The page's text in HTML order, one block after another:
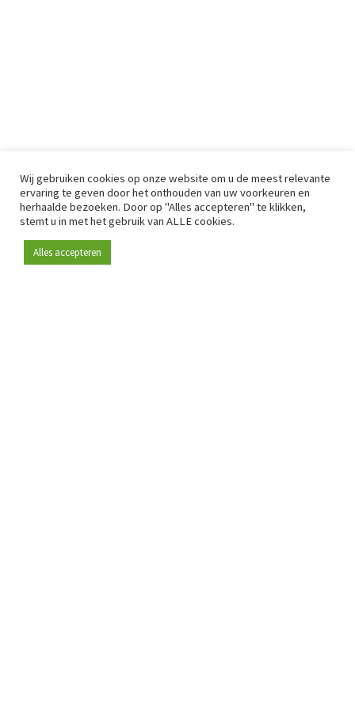
Wij gebruiken cookies op onze website om u de meest relevante
ervaring te geven door het onthouden van uw voorkeuren en
herhaalde bezoeken. Door op "Alles accepteren" te klikken,
stemt u in met het gebruik van ALLE cookies.
Alles accepteren